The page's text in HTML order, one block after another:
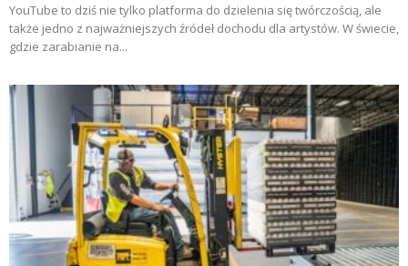
YouTube to dziś nie tylko platforma do dzielenia się twórczością, ale
także jedno z najważniejszych źródeł dochodu dla artystów. W świecie,
gdzie zarabianie na...